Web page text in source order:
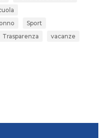
Sport
Trasparenza
vacanze